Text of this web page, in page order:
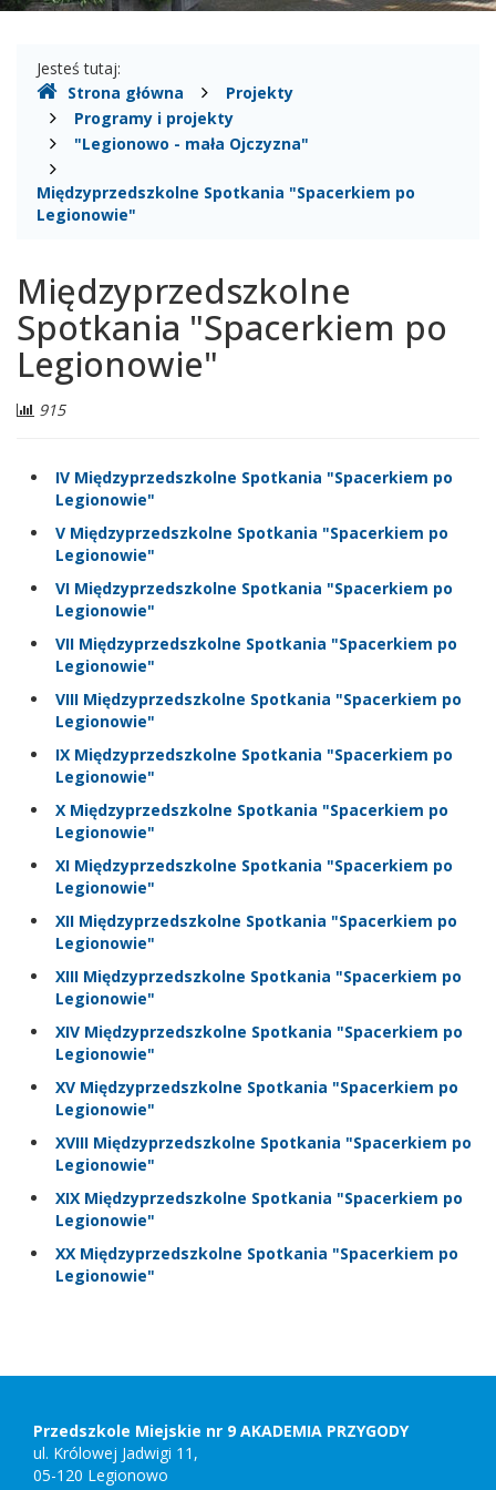
Gdzie
jesteśmy
Jesteś tutaj:
Strona główna
Projekty
Programy i projekty
"Legionowo - mała Ojczyzna"
Międzyprzedszkolne Spotkania "Spacerkiem po
Legionowie"
Międzyprzedszkolne
Spotkania "Spacerkiem po
Legionowie"
Liczba
915
IV Międzyprzedszkolne Spotkania "Spacerkiem po
Legionowie"
V Międzyprzedszkolne Spotkania "Spacerkiem po
Legionowie"
VI Międzyprzedszkolne Spotkania "Spacerkiem po
Legionowie"
VII Międzyprzedszkolne Spotkania "Spacerkiem po
Legionowie"
VIII Międzyprzedszkolne Spotkania "Spacerkiem po
Legionowie"
IX Międzyprzedszkolne Spotkania "Spacerkiem po
Legionowie"
X Międzyprzedszkolne Spotkania "Spacerkiem po
Legionowie"
XI Międzyprzedszkolne Spotkania "Spacerkiem po
Legionowie"
XII Międzyprzedszkolne Spotkania "Spacerkiem po
Legionowie"
XIII Międzyprzedszkolne Spotkania "Spacerkiem po
Legionowie"
XIV Międzyprzedszkolne Spotkania "Spacerkiem po
Legionowie"
XV Międzyprzedszkolne Spotkania "Spacerkiem po
Legionowie"
XVIII Międzyprzedszkolne Spotkania "Spacerkiem po
Legionowie"
XIX Międzyprzedszkolne Spotkania "Spacerkiem po
Legionowie"
XX Międzyprzedszkolne Spotkania "Spacerkiem po
Legionowie"
Adres
kontakt
Przedszkole Miejskie nr 9 AKADEMIA PRZYGODY
ul. Królowej Jadwigi 11,
05-120 Legionowo